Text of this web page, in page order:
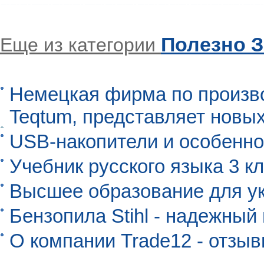
Еще из категории Полезно
Немецкая фирма по
Teqtum, представляет
USB-накопители и
Учебник русского языка 3
Высшее образование для
Бензопила Stihl -
О компании Trade12 -